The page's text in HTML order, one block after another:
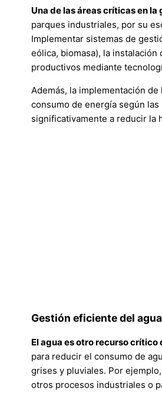
Una de las áreas críticas en
parques industriales, por su
Implementar sistemas de
eólica, biomasa), la
productivos mediante
Además, la implementación
consumo de energía según
significativamente a reducir la
Gestión eficiente del agua
El agua es otro recurso
para reducir el consumo de
grises y pluviales. Por
otros procesos industriales o